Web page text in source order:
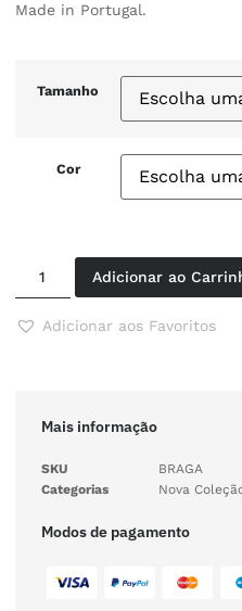
Made in Portugal.
Tamanho
Cor
Adicionar ao
Adicionar aos Favoritos
Mais informação
SKU
BRAGA
Categorias
Nova
Modos de pagamento